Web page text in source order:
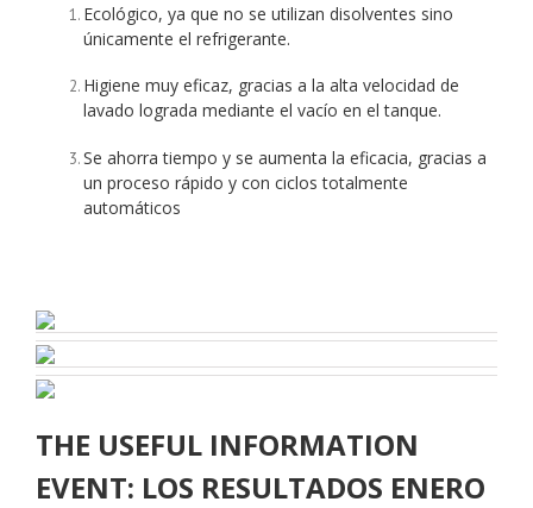
Ecológico, ya que no se utilizan disolventes sino
únicamente el refrigerante.
Higiene muy eficaz, gracias a la alta velocidad de
lavado lograda mediante el vacío en el tanque.
Se ahorra tiempo y se aumenta la eficacia, gracias a
un proceso rápido y con ciclos totalmente
automáticos
THE USEFUL INFORMATION
EVENT: LOS RESULTADOS ENERO